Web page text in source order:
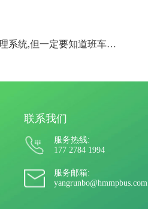
下一篇：你可以不需要班车管理系统,但一定要知道班车系统功能
联系我们
服务热线:
177 2784 1994
服务邮箱:
yangrunbo@hmmpbus.com